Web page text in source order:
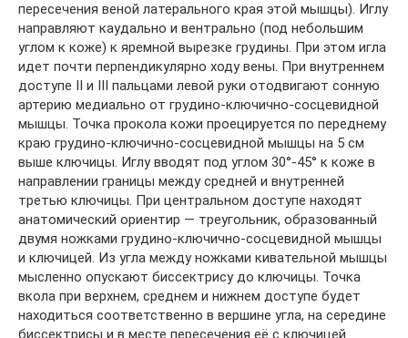
пересечения веной латерального края этой мышцы). Иглу
направляют каудально и вентрально (под небольшим
углом к коже) к яремной вырезке грудины. При этом игла
идет почти перпендикулярно ходу вены. При внутреннем
доступе II и III пальцами левой руки отодвигают сонную
артерию медиально от грудино-ключично-сосцевидной
мышцы. Точка прокола кожи проецируется по переднему
краю грудино-ключично-сосцевидной мышцы на 5 см
выше ключицы. Иглу вводят под углом 30°-45° к коже в
направлении границы между средней и внутренней
третью ключицы. При центральном доступе находят
анатомический ориентир — треугольник, образованный
двумя ножками грудино-ключично-сосцевидной мышцы
и ключицей. Из угла между ножками кивательной мышцы
мысленно опускают биссектрису до ключицы. Точка
вкола при верхнем, среднем и нижнем доступе будет
находиться соответственно в вершине угла, на середине
биссектрисы и в месте пересечения её с ключицей.